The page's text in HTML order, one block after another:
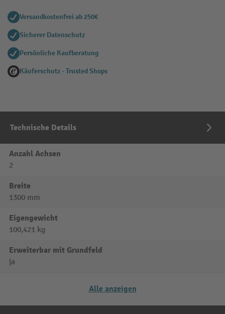
Versandkostenfrei ab 250€
Sicherer Datenschutz
Persönliche Kaufberatung
Käuferschutz - Trusted Shops
Technische Details
Anzahl Achsen
2
Breite
1300 mm
Eigengewicht
100,421 kg
Erweiterbar mit Grundfeld
ja
Alle anzeigen